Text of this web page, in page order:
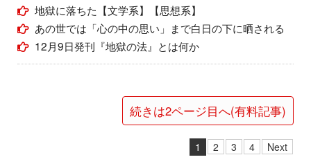
地獄に落ちた【文学系】【思想系】
あの世では「心の中の思い」まで白日の下に晒される
12月9日発刊『地獄の法』とは何か
続きは2ページ目へ(有料記事)
1 2 3 4 Next